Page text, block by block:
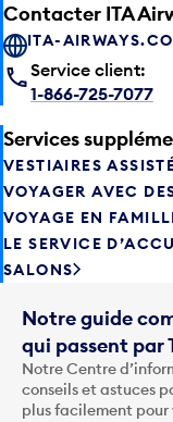
Contacter ITA
ITA-
Service client:
1-866-725-7077
Services
VESTIAIRES
VOYAGER AVEC
VOYAGE EN
LE SERVICE
SALONS
Notre guide
qui passent par
Notre Centre
conseils et astuces
plus facilement